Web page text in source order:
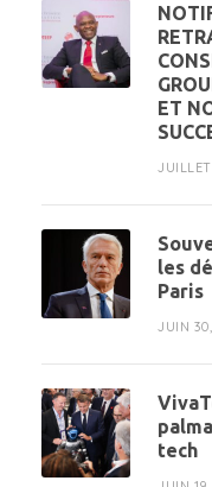
ET
les
Paris
JUIN
tech